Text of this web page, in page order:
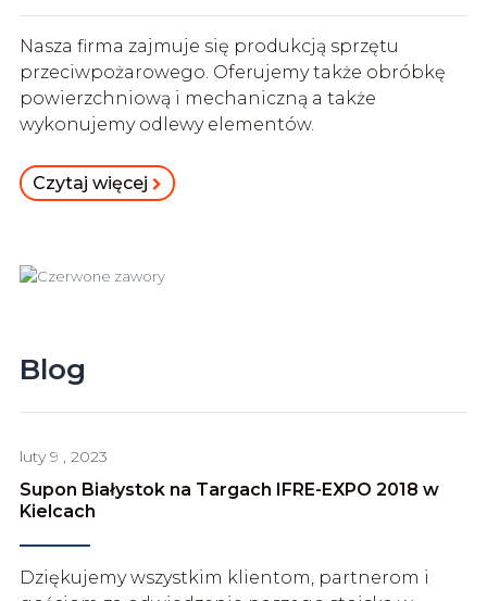
Nasza firma zajmuje się produkcją sprzętu
przeciwpożarowego. Oferujemy także obróbkę
powierzchniową i mechaniczną a także
wykonujemy odlewy elementów.
Czytaj więcej
Blog
luty 9 , 2023
Supon Białystok na Targach IFRE-EXPO 2018 w
Kielcach
Dziękujemy wszystkim klientom, partnerom i